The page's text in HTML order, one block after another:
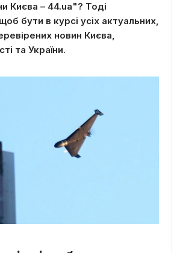
Києва – 44.ua"? Тоді
бути в курсі усіх актуальних,
новин Києва,
та України.